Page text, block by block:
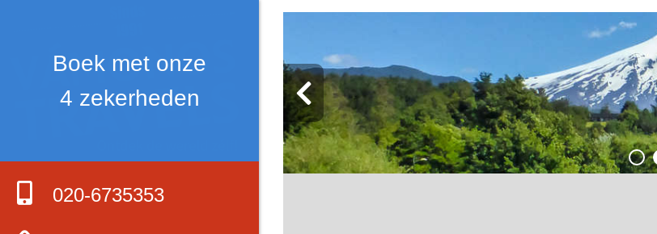
Boek met onze
4 zekerheden
020-6735353